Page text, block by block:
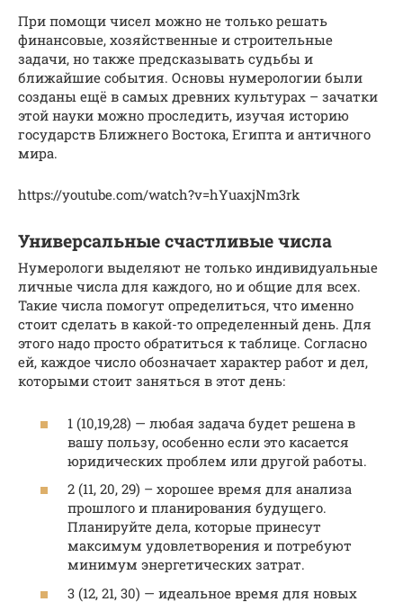
При помощи чисел можно не только решать
финансовые, хозяйственные и строительные
задачи, но также предсказывать судьбы и
ближайшие события. Основы нумерологии были
созданы ещё в самых древних культурах – зачатки
этой науки можно проследить, изучая историю
государств Ближнего Востока, Египта и античного
мира.
https://youtube.com/watch?v=hYuaxjNm3rk
Универсальные счастливые числа
Нумерологи выделяют не только индивидуальные
личные числа для каждого, но и общие для всех.
Такие числа помогут определиться, что именно
стоит сделать в какой-то определенный день. Для
этого надо просто обратиться к таблице. Согласно
ей, каждое число обозначает характер работ и дел,
которыми стоит заняться в этот день:
1 (10,19,28) — любая задача будет решена в
вашу пользу, особенно если это касается
юридических проблем или другой работы.
2 (11, 20, 29) – хорошее время для анализа
прошлого и планирования будущего.
Планируйте дела, которые принесут
максимум удовлетворения и потребуют
минимум энергетических затрат.
3 (12, 21, 30) — идеальное время для новых